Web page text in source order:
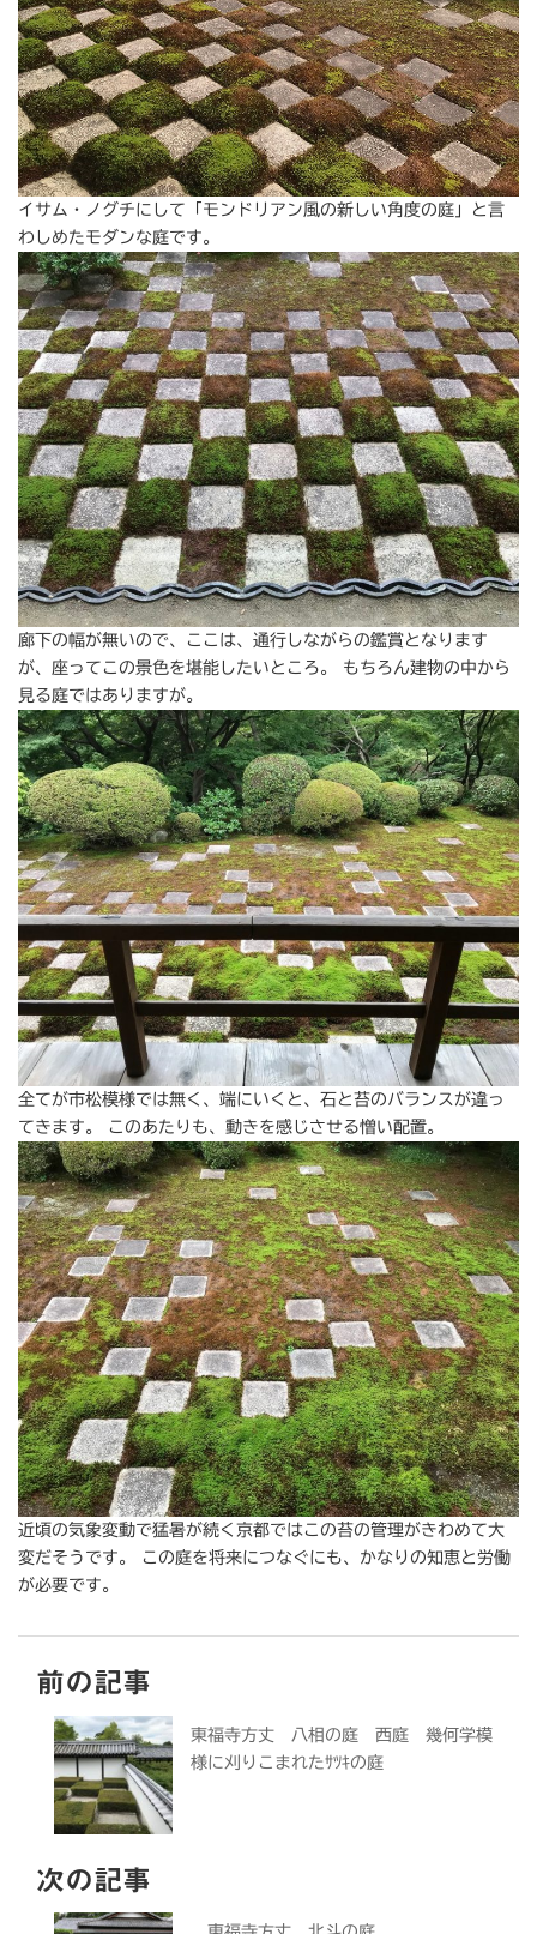
イサム・ノグチにして「モンドリアン風の新しい角度の庭」と言
わしめたモダンな庭です。
廊下の幅が無いので、ここは、通行しながらの鑑賞となります
が、座ってこの景色を堪能したいところ。 もちろん建物の中から
見る庭ではありますが。
全てが市松模様では無く、端にいくと、石と苔のバランスが違っ
てきます。 このあたりも、動きを感じさせる憎い配置。
近頃の気象変動で猛暑が続く京都ではこの苔の管理がきわめて大
変だそうです。 この庭を将来につなぐにも、かなりの知恵と労働
が必要です。
前の記事
東福寺方丈 八相の庭 西庭 幾何学模
様に刈りこまれたｻﾂｷの庭
次の記事